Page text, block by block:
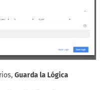
Guarda la Lógica